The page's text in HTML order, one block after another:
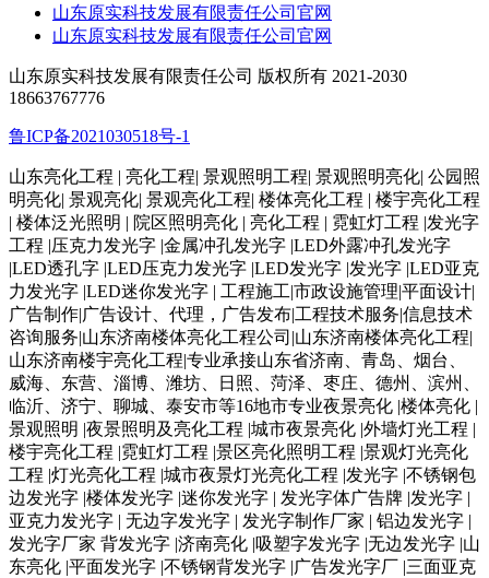
山东原实科技发展有限责任公司官网
山东原实科技发展有限责任公司官网
山东原实科技发展有限责任公司 版权所有 2021-2030
18663767776
鲁ICP备2021030518号-1
山东亮化工程 | 亮化工程| 景观照明工程| 景观照明亮化| 公园照
明亮化| 景观亮化| 景观亮化工程| 楼体亮化工程 | 楼宇亮化工程
| 楼体泛光照明 | 院区照明亮化 | 亮化工程 | 霓虹灯工程 |发光字
工程 |压克力发光字 |金属冲孔发光字 |LED外露冲孔发光字
|LED透孔字 |LED压克力发光字 |LED发光字 |发光字 |LED亚克
力发光字 |LED迷你发光字 | 工程施工|市政设施管理|平面设计|
广告制作|广告设计、代理，广告发布|工程技术服务|信息技术
咨询服务|山东济南楼体亮化工程公司|山东济南楼体亮化工程|
山东济南楼宇亮化工程|专业承接山东省济南、青岛、烟台、
威海、东营、淄博、潍坊、日照、菏泽、枣庄、德州、滨州、
临沂、济宁、聊城、泰安市等16地市专业夜景亮化 |楼体亮化 |
景观照明 |夜景照明及亮化工程 |城市夜景亮化 |外墙灯光工程 |
楼宇亮化工程 |霓虹灯工程 |景区亮化照明工程 |景观灯光亮化
工程 |灯光亮化工程 |城市夜景灯光亮化工程 |发光字 |不锈钢包
边发光字 |楼体发光字 |迷你发光字 | 发光字体广告牌 |发光字 |
亚克力发光字 | 无边字发光字 | 发光字制作厂家 | 铝边发光字 |
发光字厂家 背发光字 |济南亮化 |吸塑字发光字 |无边发光字 |山
东亮化 |平面发光字 |不锈钢背发光字 |广告发光字厂 |三面亚克